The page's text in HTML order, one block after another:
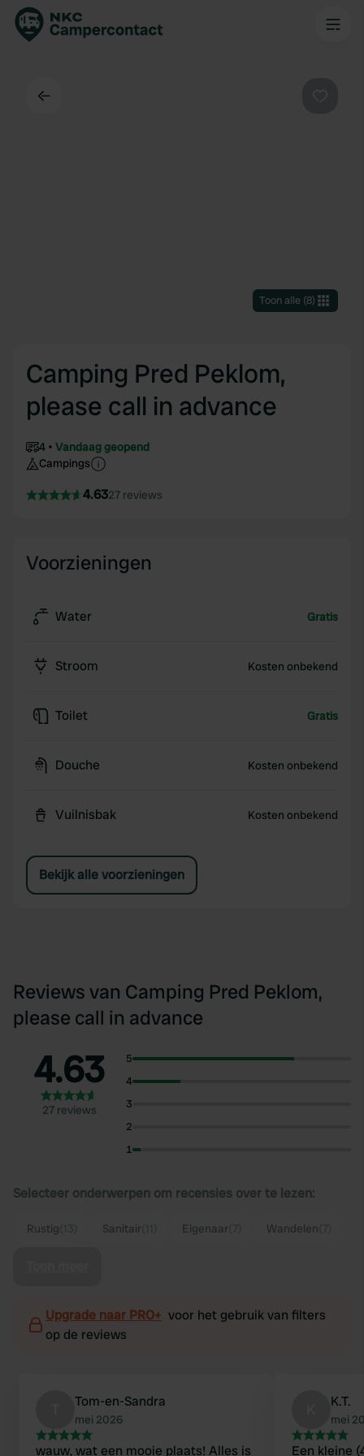
Toon alle(8)
Camping Pred Peklom,
please call in advance
4
Vandaag geopend
Campings
4.6327 reviews
Voorzieningen
Water Gratis
Stroom Kosten onbekend
Toilet Gratis
Douche Kosten onbekend
Vuilnisbak Kosten onbekend
Bekijk alle voorzieningen
Reviews van Camping Pred Peklom,
please call in advance
4.63
27 reviews
5
4
3
2
1
Selecteer onderwerpen om recensies over te lezen:
Rustig Sanitair Eigenaar Wandelen
Upgrade naar PRO+ voor het gebruik van filters
op de reviews
Tom-en-Sandra
mei 2026
wauw, wat een mooie plaats! Alles is
K.T.
mei
Een kleine